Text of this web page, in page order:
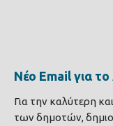
Νέο Email για
Για την καλύτερη
των δημοτών,